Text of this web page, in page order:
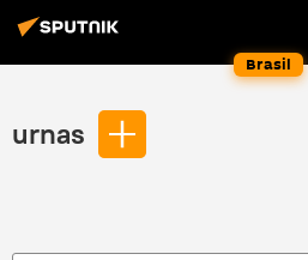
Brasil
urnas